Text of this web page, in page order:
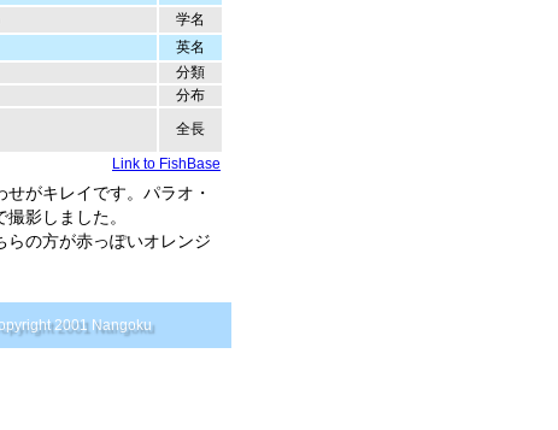
学名
英名
分類
分布
全長
Link to FishBase
がキレイです。パラオ・
影しました。
らの方が赤っぽいオレンジ
2001 Nangoku